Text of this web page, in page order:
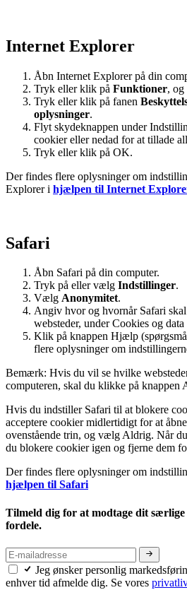
Internet Explorer
Åbn Internet Explorer på din
Tryk eller klik på Funktioner,
Tryk eller klik på fanen
oplysninger.
Flyt skydeknappen under
cookier eller nedad for at tillade
Tryk eller klik på OK.
Der findes flere oplysninger om
Explorer i hjælpen til Internet
Safari
Åbn Safari på din computer.
Tryk på eller vælg Indstillinger.
Vælg Anonymitet.
Angiv hvor og hvornår Safari
websteder, under Cookies og data
Klik på knappen Hjælp
flere oplysninger om
Bemærk: Hvis du vil se hvilke
computeren, skal du klikke på knappen
Hvis du indstiller Safari til at blokere
acceptere cookier midlertidigt for at
ovenstående trin, og vælg Aldrig. Når
du blokere cookier igen og fjerne dem
Der findes flere oplysninger om
hjælpen til Safari
Tilmeld dig for at modtage dit
fordele.
Jeg ønsker personlig
enhver tid afmelde dig. Se vores